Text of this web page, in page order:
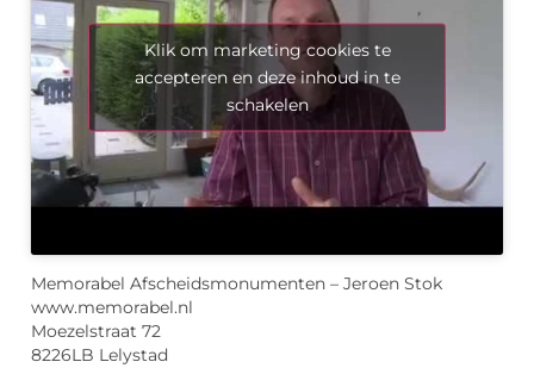
Klik om marketing cookies te
accepteren en deze inhoud in te
schakelen
Memorabel Afscheidsmonumenten – Jeroen Stok
www.memorabel.nl
Moezelstraat 72
8226LB Lelystad